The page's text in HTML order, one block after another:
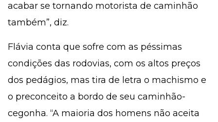
acabar se tornando motorista de caminhão
também”, diz.
Flávia conta que sofre com as péssimas
condições das rodovias, com os altos preços
dos pedágios, mas tira de letra o machismo e
o preconceito a bordo de seu caminhão-
cegonha. “A maioria dos homens não aceita